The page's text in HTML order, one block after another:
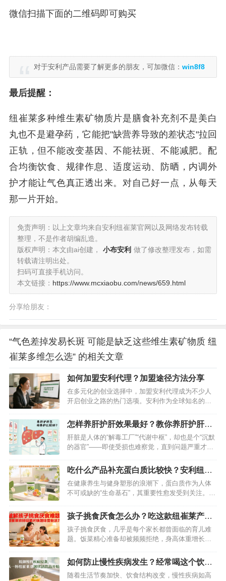
微信扫描下面的二维码即可购买
对于安利产品需要了解更多的朋友，可加微信： win8f8
最后提醒：
纽崔莱多种维生素矿物质片是膳食补充剂不是美白
丸也不是避孕药，它能把"缺营养导致的差状态"拉回
正轨，但不能改变基因、不能祛斑、不能减肥。配
合均衡饮食、规律作息、适度运动、防晒，内调外
护才能让气色真正透出来。对自己好一点，从每天
那一片开始。
免责声明：以上文章均来自安利纽崔莱官网以及网络发布转载
整理，不是作者胡编乱造。
版权声明：本文由ai创建，
小布安利 做了修改整理发布，如需
转载请注明出处。
扫码可直接手机访问。
本文链接： https://www.mcxiaobu.com/news/659.html
分享给朋友：
“气色差掉发易长斑 可能是缺乏这些维生素矿物质 纽
崔莱多维怎么选” 的相关文章
如何加盟安利代理？加盟途径方法分享
在多元化的创业选择中，加盟安利代理成为不少人
开启创业之路的热门选项。安利作为全球知名的直
丰富，涵盖营养保健、美容护肤、个人护理和家居
清洁等多个领域 。如果你也对安利代理加盟感兴
趣，那就跟随这份攻略，迈出创业的第一步。…
怎样养肝护肝效果最好？教你养肝护肝的
方法
肝脏是人体的“解毒工厂”“代谢中枢”，却也是个“沉默
的器官”——即使受损也难察觉，直到问题严重才会
“早养护”。今天分享一套科学易懂的养肝护肝方法，
从饮食、作息、情绪到习惯，全方位守护肝脏健康
～…
吃什么产品补充蛋白质比较快？安利纽崔
莱蛋白粉别错过
在健康养生与健身塑形的浪潮下，蛋白质作为人体
不可或缺的“生命基石”，其重要性愈发受到关注。无
复，亦或是老年人维持机体活力，及时高效地补充
蛋白质都至关重要。面对市面上琳琅满目的蛋白质
补充产品，究竟哪一款能快速满足身体需求？答案
非安利纽崔莱蛋白粉莫属，它凭借科…
孩子挑食厌食怎么办？吃这款纽崔莱产品
可有效改善味觉
孩子挑食厌食，几乎是每个家长都曾面临的育儿难
题。饭菜精心准备却被频频拒绝，身高体重增长缓
藏着微量元素缺乏的“隐形杀手”。临床研究表明，
铁、锌等微量元素的不足，会直接影响孩子的味觉
感知与食欲调节。而纽崔莱铁锌咀嚼片，凭借科学
如何防止慢性疾病发生？经常喝这个饮料
就可以了
随着生活节奏加快、饮食结构改变，慢性疾病如高